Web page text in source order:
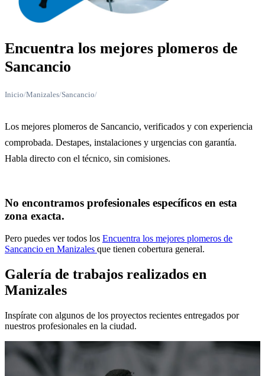
Encuentra los mejores plomeros de
Sancancio
Inicio/Manizales/Sancancio/
Los mejores plomeros de Sancancio, verificados y con experiencia
comprobada. Destapes, instalaciones y urgencias con garantía.
Habla directo con el técnico, sin comisiones.
No encontramos profesionales específicos en esta
zona exacta.
Pero puedes ver todos los Encuentra los mejores plomeros de
Sancancio en Manizales que tienen cobertura general.
Galería de trabajos realizados en
Manizales
Inspírate con algunos de los proyectos recientes entregados por
nuestros profesionales en la ciudad.